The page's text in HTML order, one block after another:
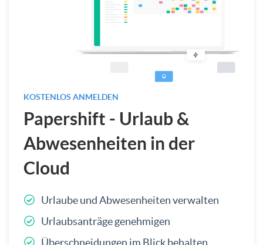
KOSTENLOS ANMELDEN
Papershift - Urlaub &
Abwesenheiten in der
Cloud
Urlaube und Abwesenheiten verwalten
Urlaubsanträge genehmigen
Überschneidungen im Blick behalten